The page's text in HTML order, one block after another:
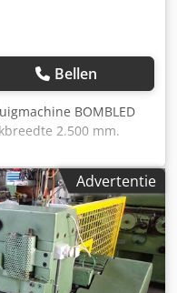
Bellen
BOMBLED
2.500 mm.
Advertentie